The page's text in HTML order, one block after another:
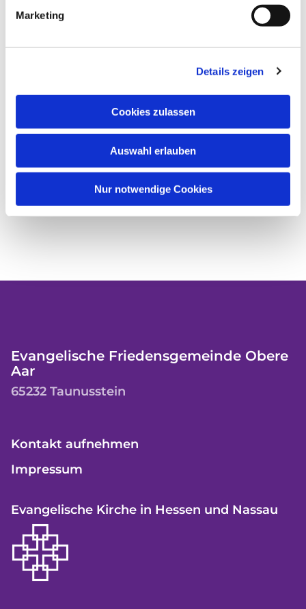
Marketing
Details zeigen
Cookies zulassen
Auswahl erlauben
Nur notwendige Cookies
Evangelische Friedensgemeinde Obere
Aar
65232 Taunusstein
Kontakt aufnehmen
Impressum
Evangelische Kirche in Hessen und Nassau